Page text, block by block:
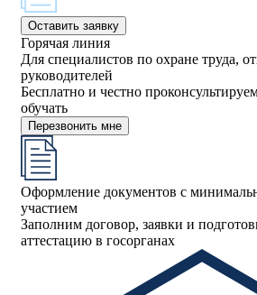
Оставить заявку
Горячая линия
Для специалистов по охране труда,
руководителей
Бесплатно и честно
обучать
Перезвонить мне
Оформление документов с
участием
Заполним договор, заявки и
аттестацию в госорганах